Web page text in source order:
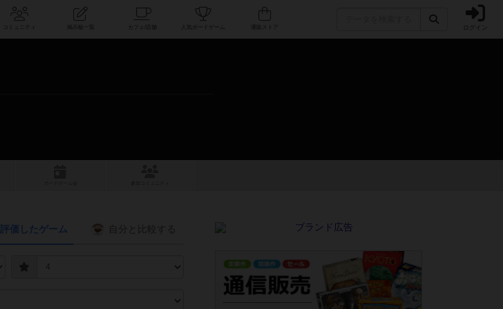
コミュニティ 人気ボードゲーム ログイン
評価したゲーム